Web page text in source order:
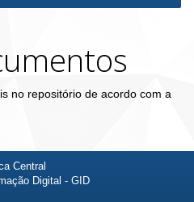
no repositório de acordo com a
Central
Digital - GID